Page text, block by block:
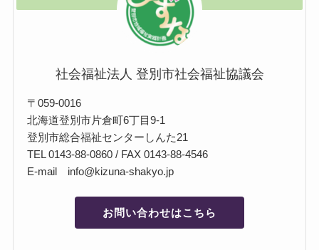
社会福祉法人 登別市社会福祉協議会
〒059-0016
北海道登別市片倉町6丁目9-1
登別市総合福祉センターしんた21
TEL 0143-88-0860 / FAX 0143-88-4546
E-mail info@kizuna-shakyo.jp
お問い合わせはこちら